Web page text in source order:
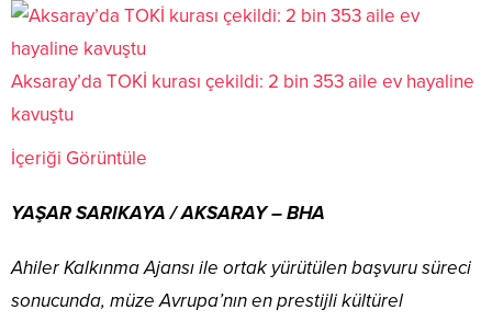
Aksaray’da TOKİ kurası çekildi: 2 bin 353 aile ev hayaline
kavuştu
İçeriği Görüntüle
YAŞAR SARIKAYA / AKSARAY – BHA
Ahiler Kalkınma Ajansı ile ortak yürütülen başvuru süreci
sonucunda, müze Avrupa’nın en prestijli kültürel